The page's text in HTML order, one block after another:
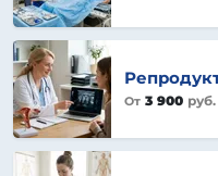
От 3 900 руб.